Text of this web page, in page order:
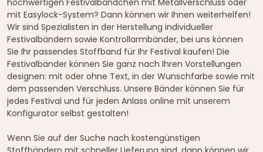
mit Easylock-System? Dann können wir Ihnen weiterhelfen!
Wir sind Spezialisten in der Herstellung individueller
Festivalbändern sowie Kontrollarmbänder, bei uns können
Sie Ihr passendes Stoffband für Ihr Festival kaufen! Die
Festivalbänder können Sie ganz nach Ihren Vorstellungen
designen: mit oder ohne Text, in der Wunschfarbe sowie mit
dem passenden Verschluss. Unsere Bänder können Sie für
jedes Festival und für jeden Anlass online mit unserem
Konfigurator selbst gestalten!
Wenn Sie auf der Suche nach kostengünstigen